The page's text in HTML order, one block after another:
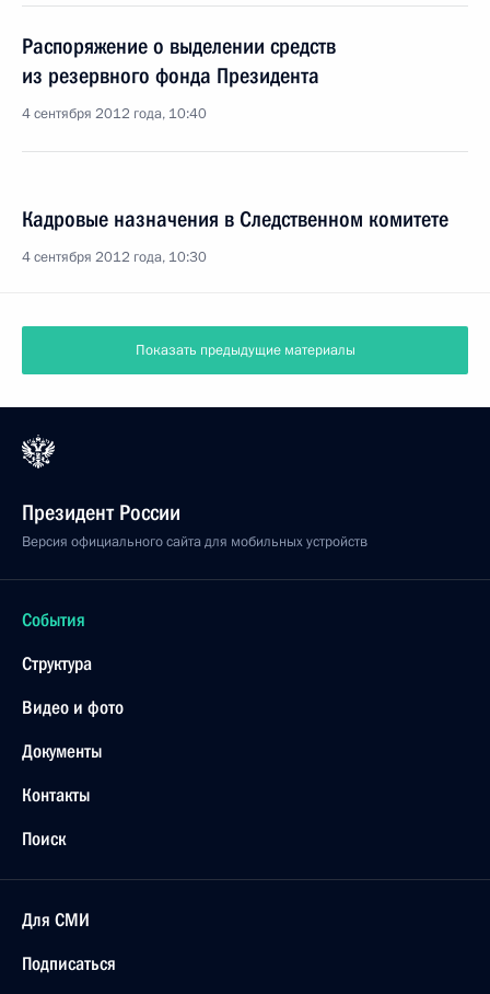
Распоряжение о выделении средств
из резервного фонда Президента
4 сентября 2012 года, 10:40
Кадровые назначения в Следственном комитете
4 сентября 2012 года, 10:30
Показать предыдущие материалы
Президент России
Версия официального сайта для мобильных устройств
События
Структура
Видео и фото
Документы
Контакты
Поиск
Для СМИ
Подписаться